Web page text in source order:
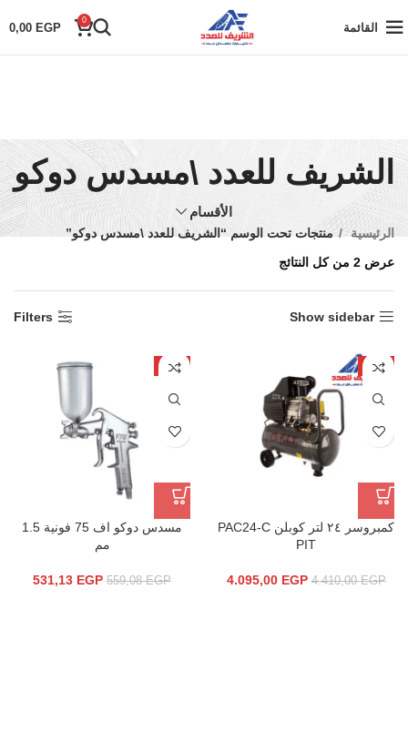
القائمة
0
0,00 EGP
الشريف للعدد \مسدس دوكو
الأقسام
الرئيسية
منتجات تحت الوسم “الشريف للعدد \مسدس دوكو”
عرض ⁦2⁩ من كل النتائج
Show sidebar
Filters
-7%
كمبروسر ٢٤ لتر كوبلن PAC24-C
PIT
4.410,00EGP
4.095,00 EGP
-5%
مسدس دوكو اف 75 فونية 1.5
مم
559,08EGP
531,13 EGP